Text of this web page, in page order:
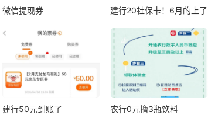
微信提现券 建行20社保卡！6月的上了
建行50元到账了 农行0元撸3瓶饮料